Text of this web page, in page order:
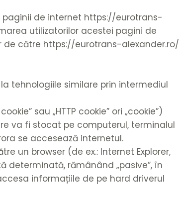
paginii de internet https://eurotrans-
utilizatorilor acestei pagini de
de către https://eurotrans-alexander.ro/
tehnologiile similare prin intermediul
sau „HTTP cookie” ori „cookie”)
va fi stocat pe computerul, terminalul
se accesează internetul.
un browser (de ex.: Internet Explorer,
determinată, rămânând „pasive”, în
informațiile de pe hard driverul